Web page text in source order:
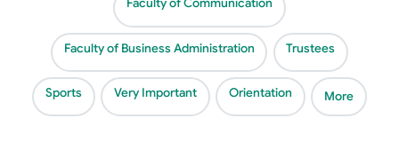
Faculty of Communication
Faculty of Business Administration Trustees
Sports Very Important Orientation More